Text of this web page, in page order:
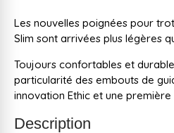
Les nouvelles poignées pour
Slim sont arrivées plus légères
Toujours confortables et
particularité des embouts de
innovation Ethic et une première
Description